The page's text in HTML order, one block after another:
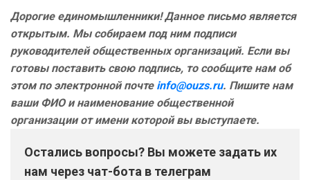
Дорогие единомышленники! Данное письмо является
открытым. Мы собираем под ним подписи
руководителей общественных организаций. Если вы
готовы поставить свою подпись, то сообщите нам об
этом по электронной почте info@ouzs.ru. Пишите нам
ваши ФИО и наименование общественной
организации от имени которой вы выступаете.
Остались вопросы? Вы можете задать их
нам через чат-бота в телеграм